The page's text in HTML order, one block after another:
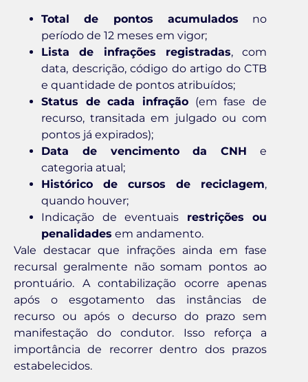
Total de pontos acumulados no
período de 12 meses em vigor;
Lista de infrações registradas, com
data, descrição, código do artigo do CTB
e quantidade de pontos atribuídos;
Status de cada infração (em fase de
recurso, transitada em julgado ou com
pontos já expirados);
Data de vencimento da CNH e
categoria atual;
Histórico de cursos de reciclagem,
quando houver;
Indicação de eventuais restrições ou
penalidades em andamento.
Vale destacar que infrações ainda em fase
recursal geralmente não somam pontos ao
prontuário. A contabilização ocorre apenas
após o esgotamento das instâncias de
recurso ou após o decurso do prazo sem
manifestação do condutor. Isso reforça a
importância de recorrer dentro dos prazos
estabelecidos.